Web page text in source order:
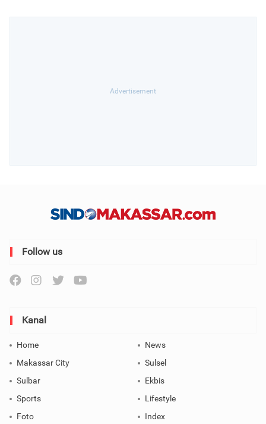
Follow us
Kanal
Home
News
Makassar City
Sulsel
Sulbar
Ekbis
Sports
Lifestyle
Foto
Index